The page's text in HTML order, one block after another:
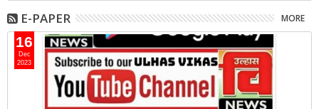
E-PAPER MORE
16
Dec
2023